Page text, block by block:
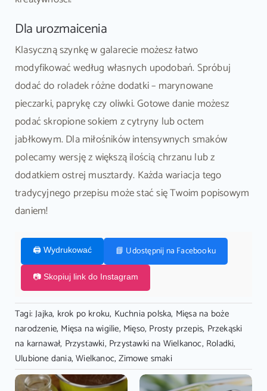
Dla urozmaicenia
Klasyczną szynkę w galarecie możesz łatwo
modyfikować według własnych upodobań. Spróbuj
dodać do roladek różne dodatki – marynowane
pieczarki, paprykę czy oliwki. Gotowe danie możesz
podać skropione sokiem z cytryny lub octem
jabłkowym. Dla miłośników intensywnych smaków
polecamy wersję z większą ilością chrzanu lub z
dodatkiem ostrej musztardy. Każda wariacja tego
tradycyjnego przepisu może stać się Twoim popisowym
daniem!
🖨️ Wydrukować 📘 Udostępnij na Facebooku
📷 Skopiuj link do Instagram
Tagi:Jajka, krok po kroku, Kuchnia polska, Mięsa na boże
narodzenie, Mięsa na wigilie, Mięso, Prosty przepis, Przekąski
na karnawał, Przystawki, Przystawki na Wielkanoc, Roladki,
Ulubione dania,Wielkanoc,Zimowe smaki